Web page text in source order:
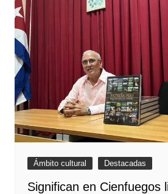
Ámbito cultural Destacadas
Significan en Cienfuegos